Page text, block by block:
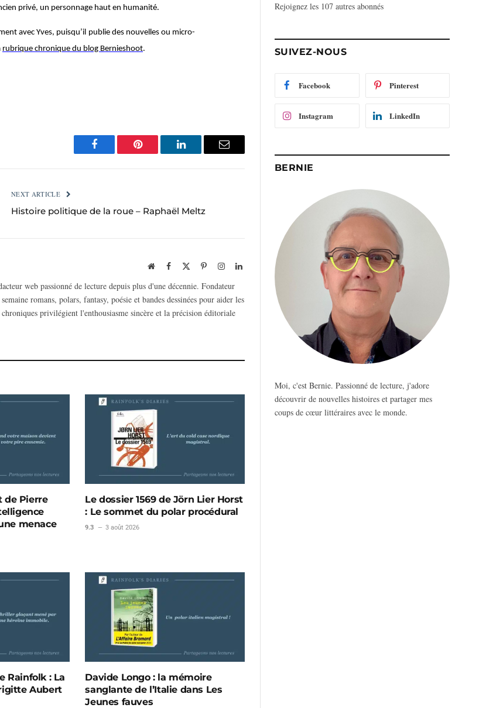
privé, un personnage haut en humanité.
avec Yves, puisqu’il publie des nouvelles ou micro-
rubrique chronique du blog Bernieshoot.
Facebook Pinterest LinkedIn Email
NEXT ARTICLE
Histoire politique de la roue – Raphaël Meltz
WebsiteFacebook PinterestInstagramLinkedIn
web passionné de lecture depuis plus d'une décennie. Fondateur
romans, polars, fantasy, poésie et bandes dessinées pour aider les
privilégient l'enthousiasme sincère et la précision éditoriale
de Pierre
menace
Le dossier 1569 de Jörn Lier Horst
: Le sommet du polar procédural
9.3 3 août 2026
Rainfolk : La
Aubert
Davide Longo : la mémoire
sanglante de l’Italie dans Les
Jeunes fauves
e
m
a
Rejoignez les 107 autres abonnés
SUIVEZ-NOUS
Facebook Pinterest
Instagram LinkedIn
BERNIE
Moi, c'est Bernie. Passionné de lecture, j'adore
découvrir de nouvelles histoires et partager mes
coups de cœur littéraires avec le monde.